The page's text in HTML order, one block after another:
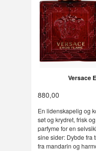
Versace
880,00
En lidenskapelig og
søt og krydret, frisk
parfyme for en
sine sider: Dybde fra
fra mandarin og